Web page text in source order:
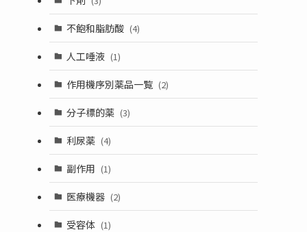
不飽和脂肪酸 (4)
人工唾液 (1)
作用機序別薬品一覧 (2)
分子標的薬 (3)
利尿薬 (4)
副作用 (1)
医療機器 (2)
受容体 (1)